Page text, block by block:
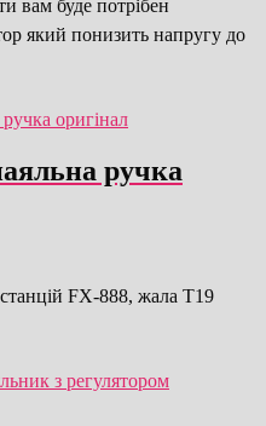
вам буде потрібен
який понизить напругу до
ручка
FX-888, жала T19